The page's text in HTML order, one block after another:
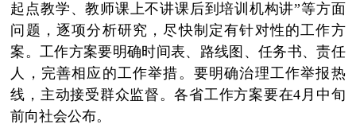
起点教学、教师课上不讲课后到培训机构讲”等方面
问题，逐项分析研究，尽快制定有针对性的工作方
案。工作方案要明确时间表、路线图、任务书、责任
人，完善相应的工作举措。要明确治理工作举报热
线，主动接受群众监督。各省工作方案要在4月中旬
前向社会公布。